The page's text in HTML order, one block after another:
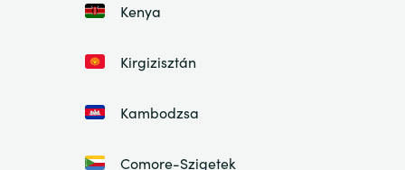
Kenya
Kirgizisztán
Kambodzsa
Comore-Szigetek